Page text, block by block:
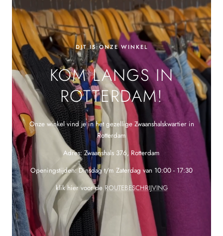
DIT IS ONZE WINKEL
KOM LANGS IN
ROTTERDAM!
Onze winkel vind je in het gezellige Zwaanshalskwartier in
Rotterdam
Adres: Zwaanshals 376, Rotterdam
Openingstijden: Dinsdag t/m Zaterdag van 10:00 - 17:30
klik hier voor deROUTEBESCHRIJVING